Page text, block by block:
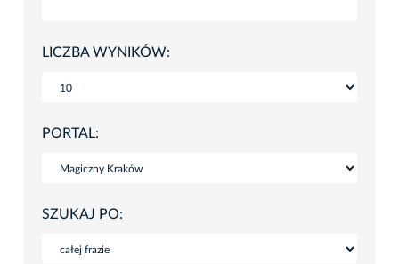
LICZBA WYNIKÓW:
PORTAL:
SZUKAJ PO: